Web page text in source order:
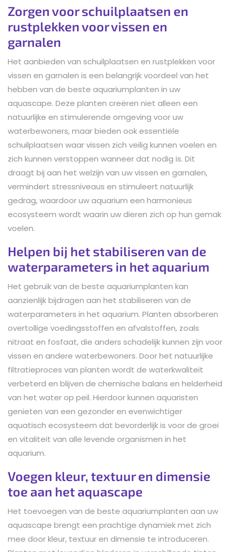
Zorgen voor schuilplaatsen en
rustplekken voor vissen en
garnalen
Het aanbieden van schuilplaatsen en rustplekken voor
vissen en garnalen is een belangrijk voordeel van het
hebben van de beste aquariumplanten in uw
aquascape. Deze planten creëren niet alleen een
natuurlijke en stimulerende omgeving voor uw
waterbewoners, maar bieden ook essentiële
schuilplaatsen waar vissen zich veilig kunnen voelen en
zich kunnen verstoppen wanneer dat nodig is. Dit
draagt bij aan het welzijn van uw vissen en garnalen,
vermindert stressniveaus en stimuleert natuurlijk
gedrag, waardoor uw aquarium een harmonieus
ecosysteem wordt waarin uw dieren zich op hun gemak
voelen.
Helpen bij het stabiliseren van de
waterparameters in het aquarium
Het gebruik van de beste aquariumplanten kan
aanzienlijk bijdragen aan het stabiliseren van de
waterparameters in het aquarium. Planten absorberen
overtollige voedingsstoffen en afvalstoffen, zoals
nitraat en fosfaat, die anders schadelijk kunnen zijn voor
vissen en andere waterbewoners. Door het natuurlijke
filtratieproces van planten wordt de waterkwaliteit
verbeterd en blijven de chemische balans en helderheid
van het water op peil. Hierdoor kunnen aquaristen
genieten van een gezonder en evenwichtiger
aquatisch ecosysteem dat bevorderlijk is voor de groei
en vitaliteit van alle levende organismen in het
aquarium.
Voegen kleur, textuur en dimensie
toe aan het aquascape
Het toevoegen van de beste aquariumplanten aan uw
aquascape brengt een prachtige dynamiek met zich
mee door kleur, textuur en dimensie te introduceren.